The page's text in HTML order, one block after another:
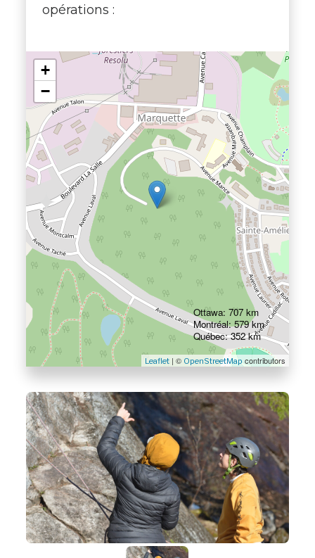
opérations :
+
−
Leaflet| © OpenStreetMap contributors
Ottawa: 707 km
Montréal: 579 km
Québec: 352 km